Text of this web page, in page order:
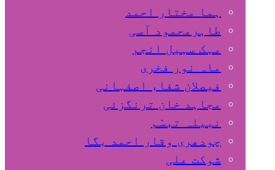
ہما مختار احمد
طاہرمحمود آسی
مہک سہیل انجم
ماہ نور فخری
فیصلان شفاء اصفہانی
مجاہد خان ترنگزئی
نبیلہ تبسّم
چودھری وقار احمد بگا
شوکت علی